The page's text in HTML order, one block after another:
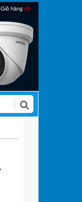
Giỏ hàng(0)